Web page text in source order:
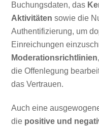
Buchungsdaten, das
Aktivitäten sowie die
Authentifizierung, um
Einreichungen
Moderationsrichtlinien
die Offenlegung
das Vertrauen.
Auch eine
die positive und